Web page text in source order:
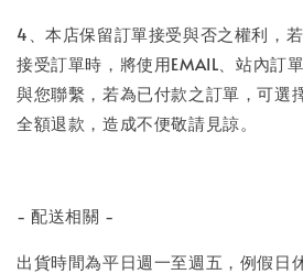
4、本店保留訂單接受與否之權利，
接受訂單時，將使用EMAIL、站內訂
與您聯繫，若為已付款之訂單，可選
全額退款，造成不便敬請見諒。
- 配送相關 -
出貨時間為平日週一至週五，例假日休